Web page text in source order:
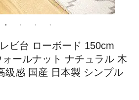
ビ台 ローボード 150cm
ールナット ナチュラル 木
級感 国産 日本製 シンプル